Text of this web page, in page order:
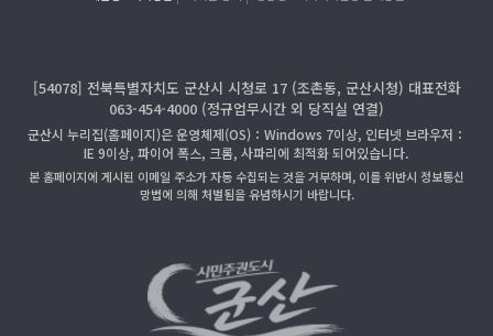
[54078] 전북특별자치도 군산시 시청로 17 (조촌동, 군산시청) 대표전화
063-454-4000 (정규업무시간 외 당직실 연결)
군산시 누리집(홈페이지)은 운영체제(OS)：Windows 7이상, 인터넷 브라우저：
IE 9이상, 파이어 폭스, 크롬, 사파리에 최적화 되어있습니다.
본 홈페이지에 게시된 이메일 주소가 자동 수집되는 것을 거부하며, 이를 위반시 정보통신
망법에 의해 처벌됨을 유념하시기 바랍니다.